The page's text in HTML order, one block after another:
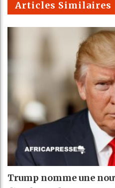
Articles Similaires
Trump nomme une